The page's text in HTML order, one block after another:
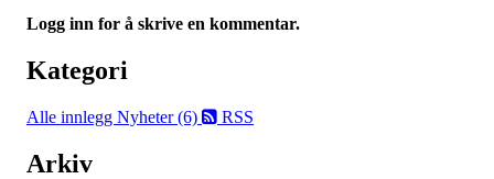
Logg inn for å skrive en kommentar.
Kategori
Alle innlegg Nyheter (6) RSS
Arkiv